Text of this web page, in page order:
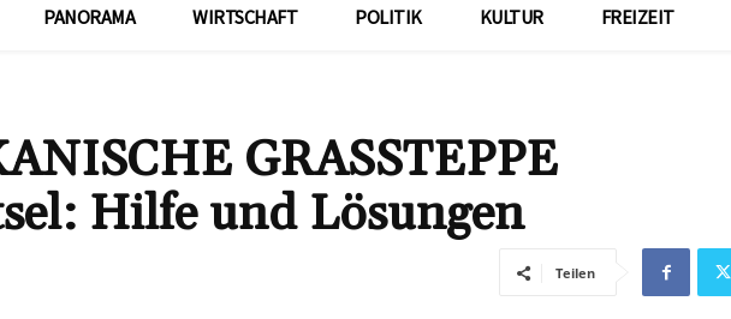
PANORAMA WIRTSCHAFT POLITIK KULTUR FREIZEIT
GRASSTEPPE
Hilfe und Lösungen
Teilen